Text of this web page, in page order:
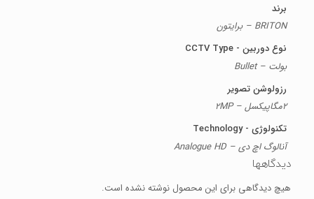
برند
BRITON – برایتون
نوع دوربین - CCTV Type
بولت – Bullet
رزولوشن تصویر
2مگاپیکسل – 2MP
تکنولوژی - Technology
آنالوگ اچ دی – Analogue HD
دیدگاهها
هیچ دیدگاهی برای این محصول نوشته نشده است.